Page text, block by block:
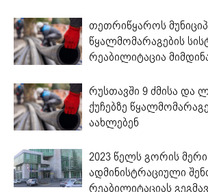
თეთრიწყაროს
წყალმომარაგების
რეაბილიტაცია
რუსთავში 9 ძმისა და
ქუჩებზე
აახლებენ
2023 წელს გორის
ადმინისტრაციული
რეაბილიტაციას